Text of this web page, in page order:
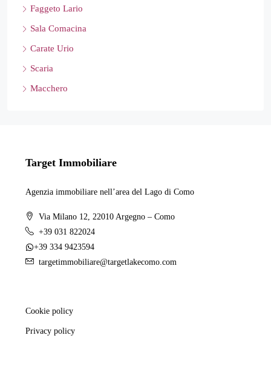
Faggeto Lario
Sala Comacina
Carate Urio
Scaria
Macchero
Target Immobiliare
Agenzia immobiliare nell’area del Lago di Como
Via Milano 12, 22010 Argegno – Como
+39 031 822024
+39 334 9423594
targetimmobiliare@targetlakecomo.com
Cookie policy
Privacy policy